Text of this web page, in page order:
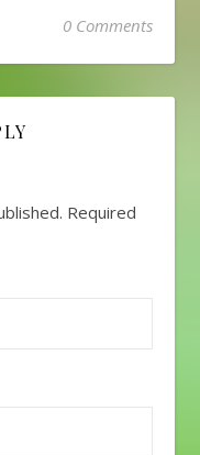
0 Comments
Required